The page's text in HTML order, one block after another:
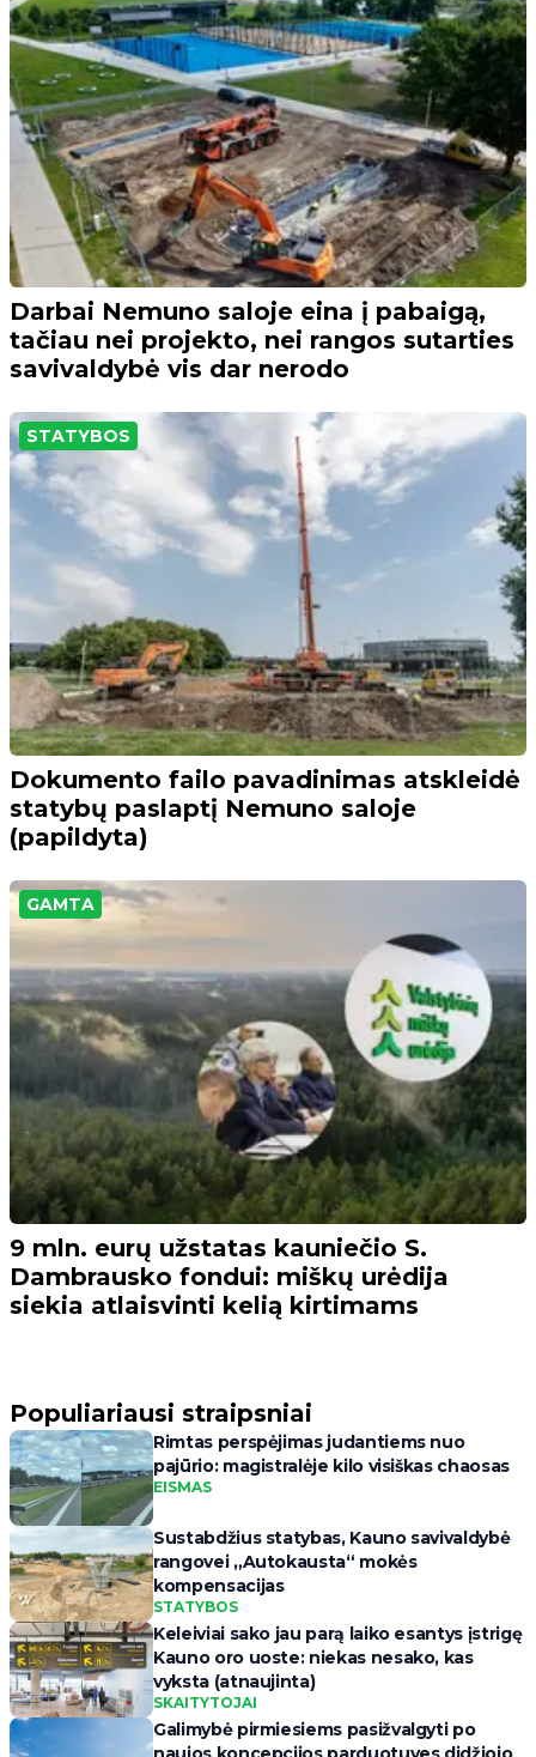
Darbai Nemuno saloje eina į pabaigą,
tačiau nei projekto, nei rangos sutarties
savivaldybė vis dar nerodo
STATYBOS
Dokumento failo pavadinimas atskleidė
statybų paslaptį Nemuno saloje
(papildyta)
GAMTA
9 mln. eurų užstatas kauniečio S.
Dambrausko fondui: miškų urėdija
siekia atlaisvinti kelią kirtimams
Populiariausi straipsniai
Rimtas perspėjimas judantiems nuo
pajūrio: magistralėje kilo visiškas chaosas
EISMAS
Sustabdžius statybas, Kauno savivaldybė
rangovei „Autokausta“ mokės
kompensacijas
STATYBOS
Keleiviai sako jau parą laiko esantys įstrigę
Kauno oro uoste: niekas nesako, kas
vyksta (atnaujinta)
SKAITYTOJAI
Galimybė pirmiesiems pasižvalgyti po